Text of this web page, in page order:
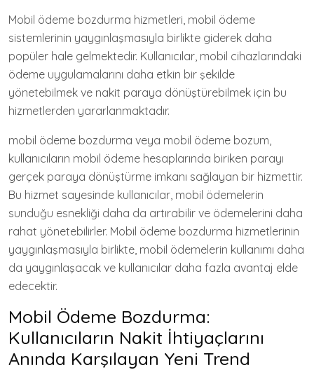
Mobil ödeme bozdurma hizmetleri, mobil ödeme
sistemlerinin yaygınlaşmasıyla birlikte giderek daha
popüler hale gelmektedir. Kullanıcılar, mobil cihazlarındaki
ödeme uygulamalarını daha etkin bir şekilde
yönetebilmek ve nakit paraya dönüştürebilmek için bu
hizmetlerden yararlanmaktadır.
mobil ödeme bozdurma veya mobil ödeme bozum,
kullanıcıların mobil ödeme hesaplarında biriken parayı
gerçek paraya dönüştürme imkanı sağlayan bir hizmettir.
Bu hizmet sayesinde kullanıcılar, mobil ödemelerin
sunduğu esnekliği daha da artırabilir ve ödemelerini daha
rahat yönetebilirler. Mobil ödeme bozdurma hizmetlerinin
yaygınlaşmasıyla birlikte, mobil ödemelerin kullanımı daha
da yaygınlaşacak ve kullanıcılar daha fazla avantaj elde
edecektir.
Mobil Ödeme Bozdurma:
Kullanıcıların Nakit İhtiyaçlarını
Anında Karşılayan Yeni Trend